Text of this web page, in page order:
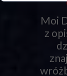
Moi
z